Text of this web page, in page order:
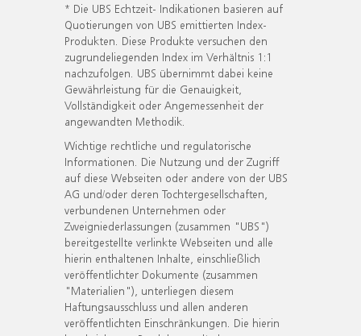
* Die UBS Echtzeit- Indikationen basieren auf
Quotierungen von UBS emittierten Index-
Produkten. Diese Produkte versuchen den
zugrundeliegenden Index im Verhältnis 1:1
nachzufolgen. UBS übernimmt dabei keine
Gewährleistung für die Genauigkeit,
Vollständigkeit oder Angemessenheit der
angewandten Methodik.
Wichtige rechtliche und regulatorische
Informationen. Die Nutzung und der Zugriff
auf diese Webseiten oder andere von der UBS
AG und/oder deren Tochtergesellschaften,
verbundenen Unternehmen oder
Zweigniederlassungen (zusammen "UBS")
bereitgestellte verlinkte Webseiten und alle
hierin enthaltenen Inhalte, einschließlich
veröffentlichter Dokumente (zusammen
"Materialien"), unterliegen diesem
Haftungsausschluss und allen anderen
veröffentlichten Einschränkungen. Die hierin